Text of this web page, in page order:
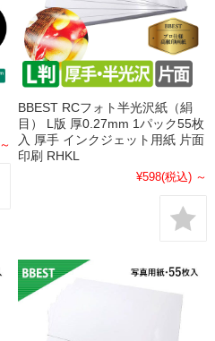
～
BBEST RCフォト半光沢紙（絹
目） L版 厚0.27mm 1パック55枚
入 厚手 インクジェット用紙 片面
印刷 RHKL
¥598(税込) ～